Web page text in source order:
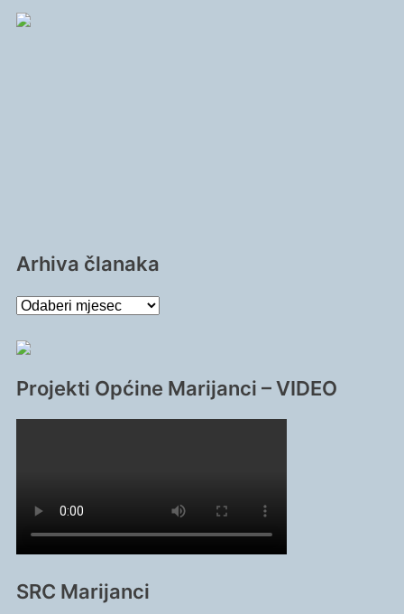
Arhiva članaka
Arhiva
Projekti Općine Marijanci – VIDEO
SRC Marijanci